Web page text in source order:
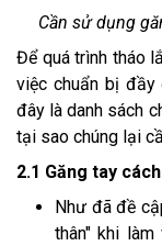
Cần sử dụng
Để quá trình tháo
việc chuẩn bị đầy
đây là danh sách
tại sao chúng lại
2.1 Găng tay
Như đã đề
thân" khi